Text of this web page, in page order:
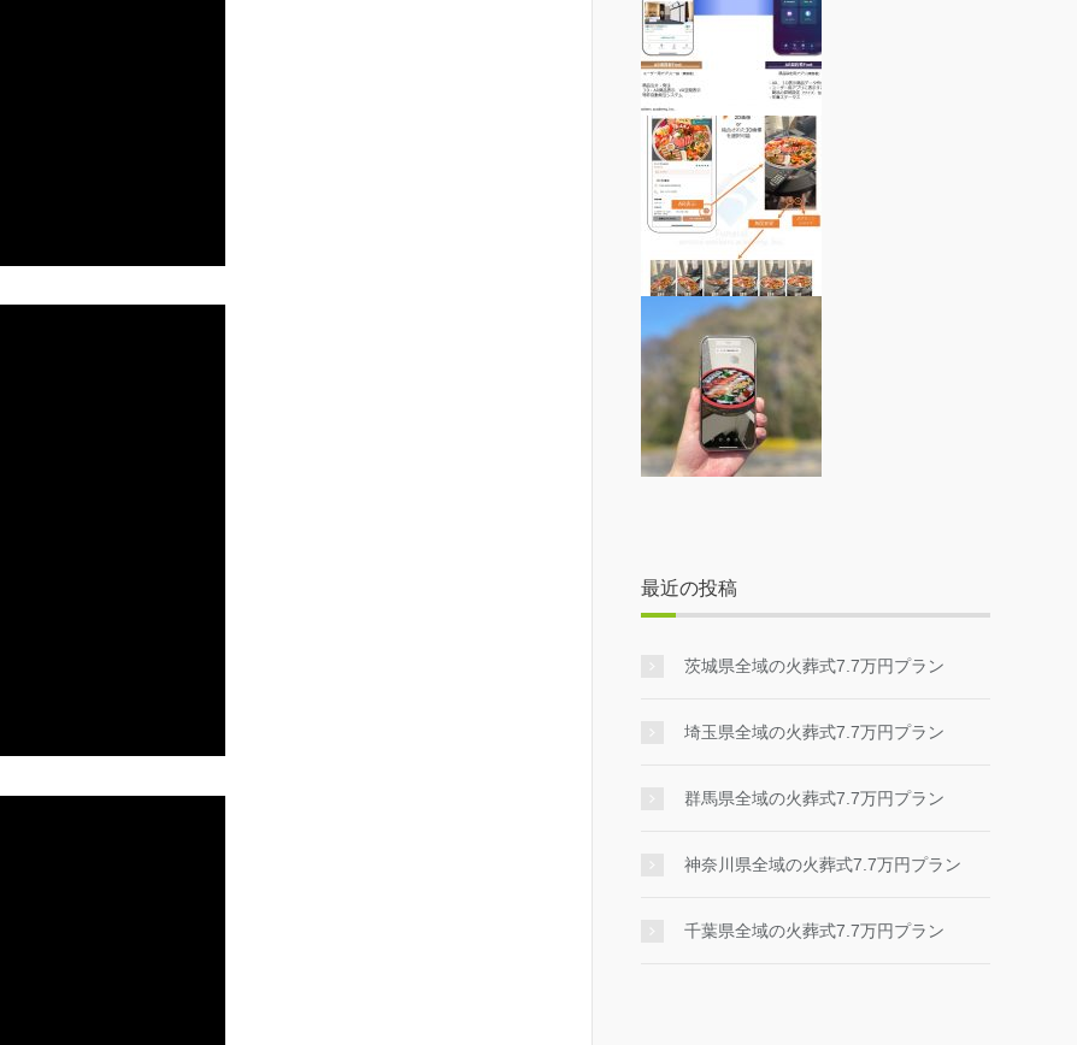
最近の投稿
茨城県全域の火葬式7.7万円プラン
埼玉県全域の火葬式7.7万円プラン
群馬県全域の火葬式7.7万円プラン
神奈川県全域の火葬式7.7万円プラン
千葉県全域の火葬式7.7万円プラン